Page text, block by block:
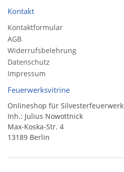
Kontakt
Kontaktformular
AGB
Widerrufsbelehrung
Datenschutz
Impressum
Feuerwerksvitrine
Onlineshop für Silvesterfeuerwerk
Inh.: Julius Nowottnick
Max-Koska-Str. 4
13189 Berlin